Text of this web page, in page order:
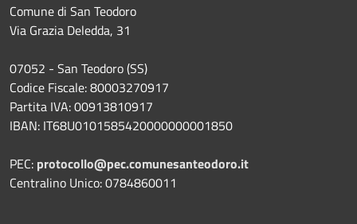
Comune di San Teodoro
Via Grazia Deledda, 31
07052 - San Teodoro (SS)
Codice Fiscale: 80003270917
Partita IVA: 00913810917
IBAN: IT68U0101585420000000001850
PEC: protocollo@pec.comunesanteodoro.it
Centralino Unico: 0784860011